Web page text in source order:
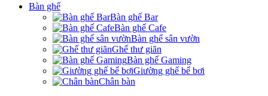
Bàn ghế
Bàn ghế Bar
Bàn ghế Cafe
Bàn ghế sân vườn
Ghế thư giãn
Bàn ghế Gaming
Giường ghế bể bơi
Chân bàn